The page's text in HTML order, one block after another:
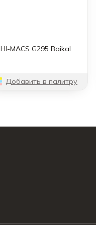
HI-MACS G295 Baikal
Добавить в палитру